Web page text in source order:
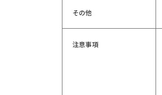
その他
注意事項